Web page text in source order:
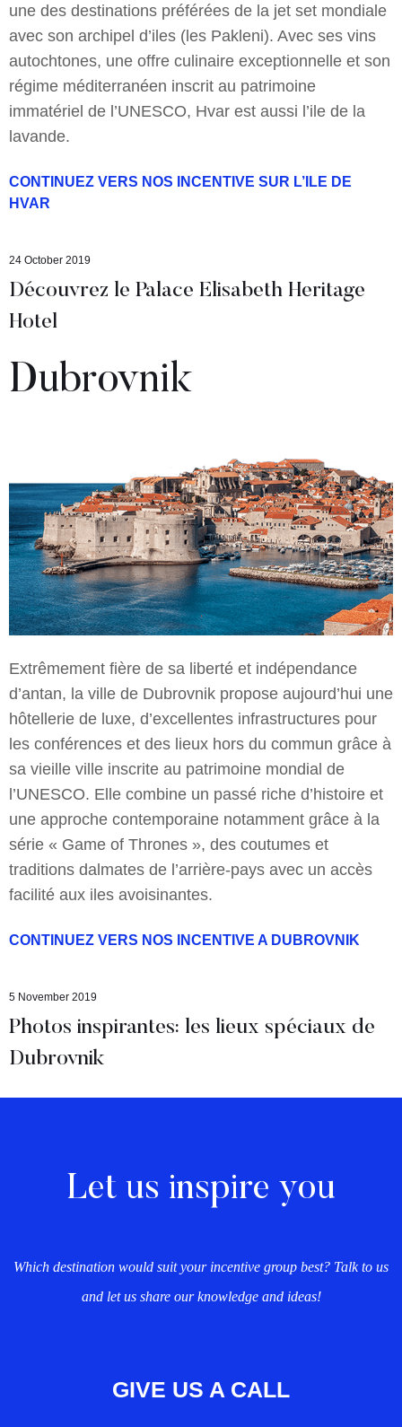
une des destinations préférées de la jet set mondiale
avec son archipel d’iles (les Pakleni). Avec ses vins
autochtones, une offre culinaire exceptionnelle et son
régime méditerranéen inscrit au patrimoine
immatériel de l’UNESCO, Hvar est aussi l’ile de la
lavande.
CONTINUEZ VERS NOS INCENTIVE SUR L’ILE DE
HVAR
24 October 2019
Découvrez le Palace Elisabeth Heritage
Hotel
Dubrovnik
Extrêmement fière de sa liberté et indépendance
d’antan, la ville de Dubrovnik propose aujourd’hui une
hôtellerie de luxe, d’excellentes infrastructures pour
les conférences et des lieux hors du commun grâce à
sa vieille ville inscrite au patrimoine mondial de
l’UNESCO. Elle combine un passé riche d’histoire et
une approche contemporaine notamment grâce à la
série « Game of Thrones », des coutumes et
traditions dalmates de l’arrière-pays avec un accès
facilité aux iles avoisinantes.
CONTINUEZ VERS NOS INCENTIVE A DUBROVNIK
5 November 2019
Photos inspirantes: les lieux spéciaux de
Dubrovnik
Let us inspire you
Which destination would suit your incentive group best? Talk to us
and let us share our knowledge and ideas!
GIVE US A CALL